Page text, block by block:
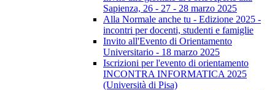
Sapienza, 26 - 27 - 28 marzo 2025
Alla Normale anche tu - Edizione 2025 -
incontri per docenti, studenti e famiglie
Invito all'Evento di Orientamento
Universitario - 18 marzo 2025
Iscrizioni per l'evento di orientamento
INCONTRA INFORMATICA 2025
(Università di Pisa)